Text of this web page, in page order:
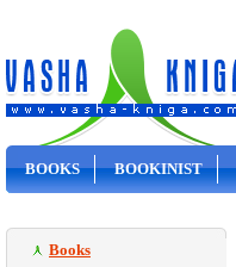
BOOKS BOOKINIST
Books